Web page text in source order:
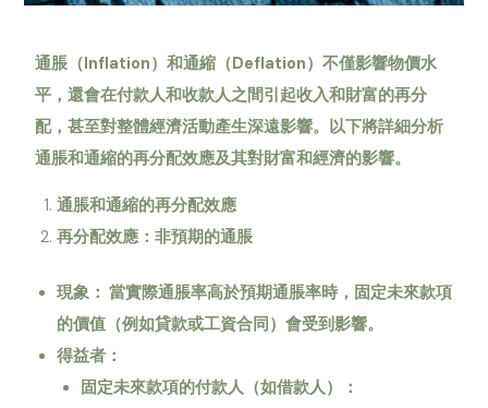
通脹（Inflation）和通縮（Deflation）不僅影響物價水
平，還會在付款人和收款人之間引起收入和財富的再分
配，甚至對整體經濟活動產生深遠影響。以下將詳細分析
通脹和通縮的再分配效應及其對財富和經濟的影響。
通脹和通縮的再分配效應
再分配效應：非預期的通脹
現象：當實際通脹率高於預期通脹率時，固定未來款項
的價值（例如貸款或工資合同）會受到影響。
得益者：
固定未來款項的付款人（如借款人）：